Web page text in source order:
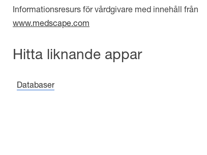
Informationsresurs för vårdgivare med innehåll från
www.medscape.com
Hitta liknande appar
Databaser